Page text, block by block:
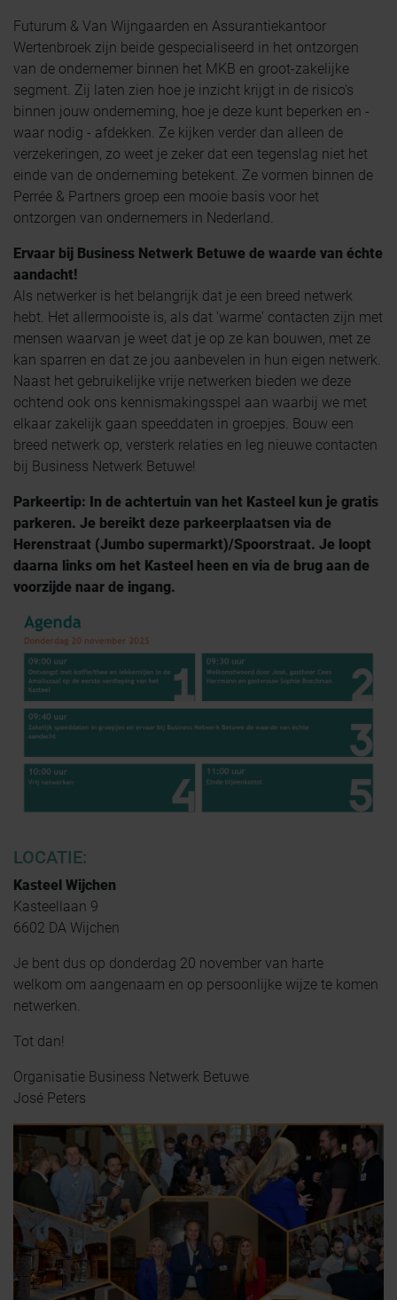
Futurum & Van Wijngaarden en Assurantiekantoor
Wertenbroek zijn beide gespecialiseerd in het ontzorgen
van de ondernemer binnen het MKB en groot-zakelijke
segment. Zij laten zien hoe je inzicht krijgt in de risico's
binnen jouw onderneming, hoe je deze kunt beperken en -
waar nodig - afdekken. Ze kijken verder dan alleen de
verzekeringen, zo weet je zeker dat een tegenslag niet het
einde van de onderneming betekent. Ze vormen binnen de
Perrée & Partners groep een mooie basis voor het
ontzorgen van ondernemers in Nederland.
Ervaar bij Business Netwerk Betuwe de waarde van échte
aandacht!
Als netwerker is het belangrijk dat je een breed netwerk
hebt. Het allermooiste is, als dat 'warme' contacten zijn met
mensen waarvan je weet dat je op ze kan bouwen, met ze
kan sparren en dat ze jou aanbevelen in hun eigen netwerk.
Naast het gebruikelijke vrije netwerken bieden we deze
ochtend ook ons kennismakingsspel aan waarbij we met
elkaar zakelijk gaan speeddaten in groepjes. Bouw een
breed netwerk op, versterk relaties en leg nieuwe contacten
bij Business Netwerk Betuwe!
Parkeertip: In de achtertuin van het Kasteel kun je gratis
parkeren. Je bereikt deze parkeerplaatsen via de
Herenstraat (Jumbo supermarkt)/Spoorstraat. Je loopt
daarna links om het Kasteel heen en via de brug aan de
voorzijde naar de ingang.
LOCATIE:
Kasteel Wijchen
Kasteellaan 9
6602 DA Wijchen
Je bent dus op donderdag 20 november van harte
welkom om aangenaam en op persoonlijke wijze te komen
netwerken.
Tot dan!
Organisatie Business Netwerk Betuwe
José Peters